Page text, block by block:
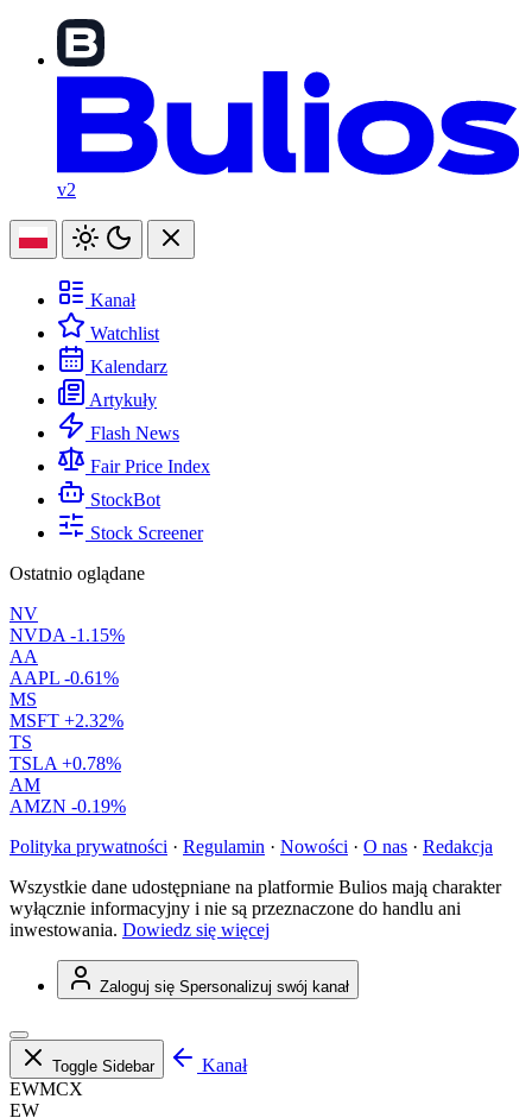
v2
Kanał
Watchlist
Kalendarz
Artykuły
Flash News
Fair Price Index
StockBot
Stock Screener
Ostatnio oglądane
NV
NVDA -1.15%
AA
AAPL -0.61%
MS
MSFT +2.32%
TS
TSLA +0.78%
AM
AMZN -0.19%
Polityka prywatności · Regulamin · Nowości · O nas · Redakcja
Wszystkie dane udostępniane na platformie Bulios mają charakter
wyłącznie informacyjny i nie są przeznaczone do handlu ani
inwestowania. Dowiedz się więcej
Zaloguj się Spersonalizuj swój kanał
Toggle Sidebar
Kanał
EWMCX
EW